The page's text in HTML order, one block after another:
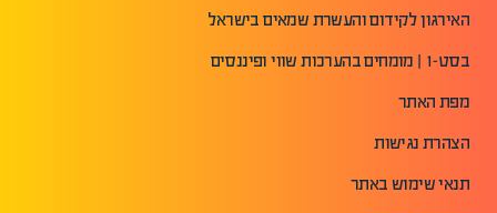
האירגון לקידום והעשרת שמאים בישראל
בסט-1 | מומחים בהערכות שווי ופיננסים
מפת האתר
הצהרת נגישות
תנאי שימוש באתר